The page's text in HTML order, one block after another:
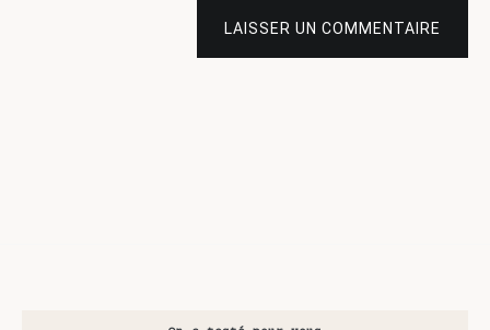
LAISSER UN COMMENTAIRE